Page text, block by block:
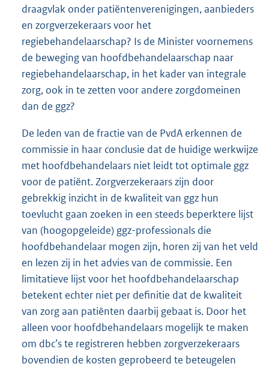
draagvlak onder patiëntenverenigingen, aanbieders
en zorgverzekeraars voor het
regiebehandelaarschap? Is de Minister voornemens
de beweging van hoofdbehandelaarschap naar
regiebehandelaarschap, in het kader van integrale
zorg, ook in te zetten voor andere zorgdomeinen
dan de ggz?
De leden van de fractie van de PvdA erkennen de
commissie in haar conclusie dat de huidige werkwijze
met hoofdbehandelaars niet leidt tot optimale ggz
voor de patiënt. Zorgverzekeraars zijn door
gebrekkig inzicht in de kwaliteit van ggz hun
toevlucht gaan zoeken in een steeds beperktere lijst
van (hoogopgeleide) ggz-professionals die
hoofdbehandelaar mogen zijn, horen zij van het veld
en lezen zij in het advies van de commissie. Een
limitatieve lijst voor het hoofdbehandelaarschap
betekent echter niet per definitie dat de kwaliteit
van zorg aan patiënten daarbij gebaat is. Door het
alleen voor hoofdbehandelaars mogelijk te maken
om dbc’s te registreren hebben zorgverzekeraars
bovendien de kosten geprobeerd te beteugelen